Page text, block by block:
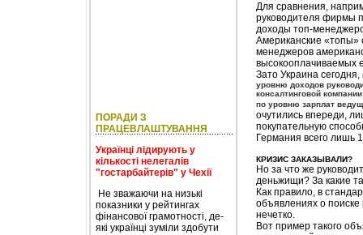
ПОРАДИ З
ПРАЦЕВЛАШТУВАННЯ
Українці лідирують у
кількості нелегалів
"гостарбайтерів" у Чехії
Не зважаючи на низькі
показники у рейтингах
фінансової грамотності, де-
які українці зуміли здобути
Для сравнения,
руководителя фирмы
доходы топ-
Американские «топы»
менеджеров
высокооплачиваемых
Зато Украина сегодня,
уровню доходов
консалтинговой
по уровню зарплат
очутились впереди,
покупательную
Германия всего лишь
КРИЗИС ЗАКАЗЫВАЛИ?
Но за что же
деньжищи? За какие
Как правило, в
объявлениях о
нечетко.
Вот пример такого